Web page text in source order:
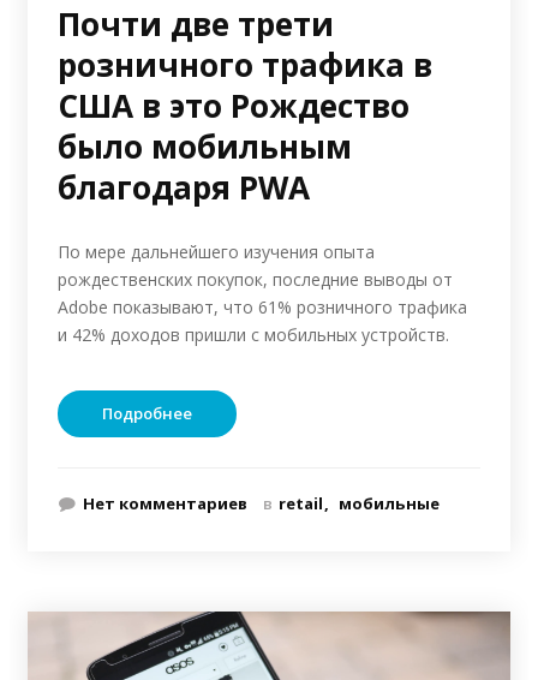
Почти две трети
розничного трафика в
США в это Рождество
было мобильным
благодаря PWA
По мере дальнейшего изучения опыта
рождественских покупок, последние выводы от
Adobe показывают, что 61% розничного трафика
и 42% доходов пришли с мобильных устройств.
Подробнее
Нет комментариев в retail мобильные